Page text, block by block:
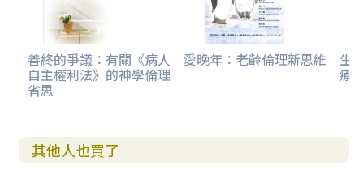
善終的爭議：有關《病人
自主權利法》的神學倫理
省思
愛晚年：老齡倫理新思維 生
療
其他人也買了